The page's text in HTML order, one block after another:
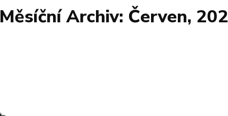
Měsíční Archiv: Červen,